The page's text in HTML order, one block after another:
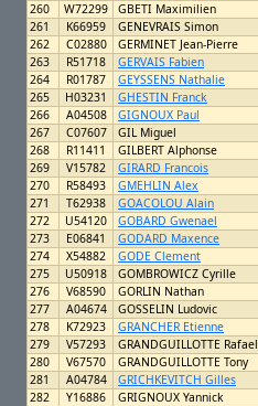
260
W72299 GBETI Maximilien
261
K66959 GENEVRAIS Simon
262
C02880 GERMINET Jean-Pierre
263
R51718 GERVAIS Fabien
264
R01787 GEYSSENS Nathalie
265
H03231 GHESTIN Franck
266
A04508 GIGNOUX Paul
267
C07607 GIL Miguel
268
R11411 GILBERT Alphonse
269
V15782 GIRARD Francois
270
R58493 GMEHLIN Alex
271
T62938 GOACOLOU Alain
272
U54120 GOBARD Gwenael
273
E06841 GODARD Maxence
274
X54882 GODE Clement
275
U50918 GOMBROWICZ Cyrille
276
V68590 GORLIN Nathan
277
A04674 GOSSELIN Ludovic
278
K72923 GRANCHER Etienne
279
V57293 GRANDGUILLOTTE Rafael
280
V67570 GRANDGUILLOTTE Tony
281
A04784 GRICHKEVITCH Gilles
282
Y16886 GRIGNOUX Yannick